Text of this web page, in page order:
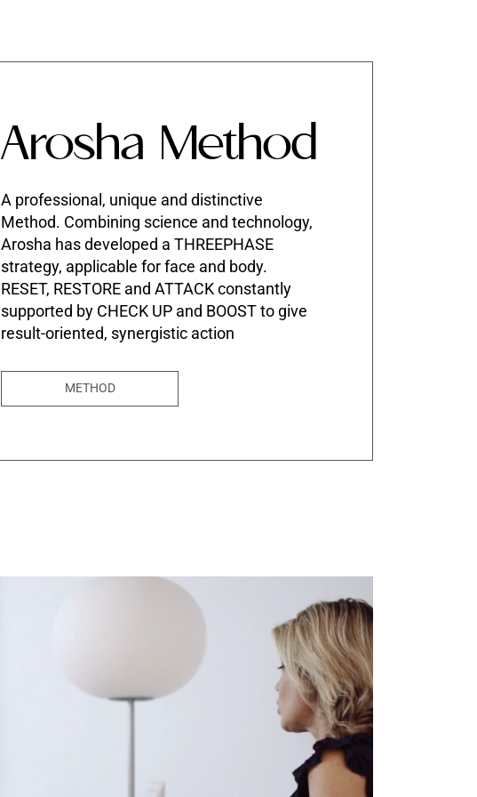
Arosha Method
A professional, unique and distinctive
Method. Combining science and technology,
Arosha has developed a THREEPHASE
strategy, applicable for face and body.
RESET, RESTORE and ATTACK constantly
supported by CHECK UP and BOOST to give
result-oriented, synergistic action
METHOD